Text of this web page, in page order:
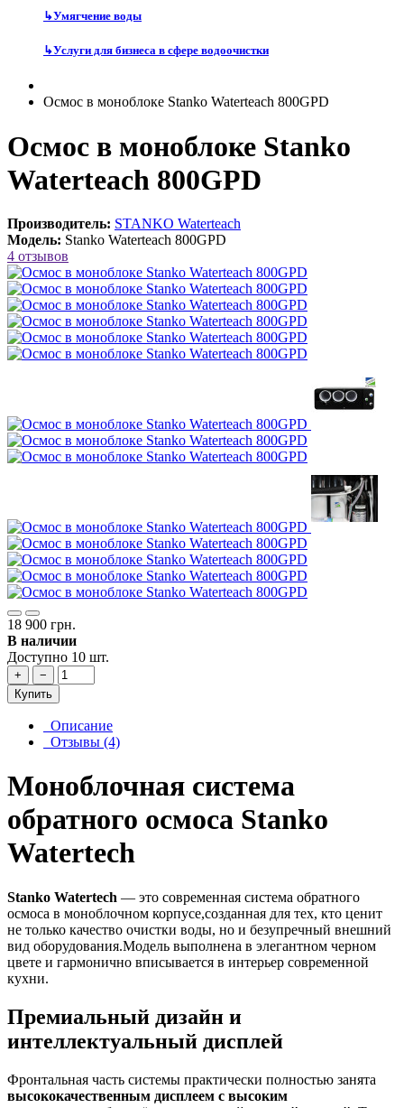
↳Умягчение воды
↳Услуги для бизнеса в сфере водоочистки
Осмос в моноблоке Stanko Waterteach 800GPD
Осмос в моноблоке Stanko
Waterteach 800GPD
Производитель: STANKO Waterteach
Модель: Stanko Waterteach 800GPD
4 отзывов
18 900 грн.
В наличии
Доступно 10 шт.
+
−
Купить
Описание
Отзывы (4)
Моноблочная система
обратного осмоса Stanko
Watertech
Stanko Watertech — это современная система обратного
осмоса в моноблочном корпусе,созданная для тех, кто ценит
не только качество очистки воды, но и безупречный внешний
вид оборудования.Модель выполнена в элегантном черном
цвете и гармонично вписывается в интерьер современной
кухни.
Премиальный дизайн и
интеллектуальный дисплей
Фронтальная часть системы практически полностью занята
высококачественным дисплеем с высоким